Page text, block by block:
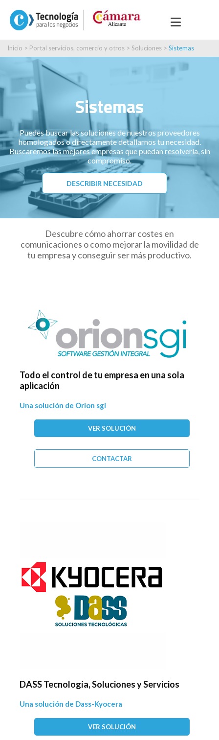
Inicio > Portal servicios, comercio y otros > Soluciones > Sistemas
Sistemas
Puedes buscar las soluciones de nuestros proveedores
homologados o directamente detallarnos tu necesidad.
Buscaremos las mejores empresas que puedan resolverla, sin
compromiso.
DESCRIBIR NECESIDAD
Descubre cómo ahorrar costes en
comunicaciones o como mejorar la movilidad de
tu empresa y conseguir ser más productivo.
Todo el control de tu empresa en una sola
aplicación
Una solución de Orion sgi
VER SOLUCIÓN
CONTACTAR
DASS Tecnología, Soluciones y Servicios
Una solución de Dass-Kyocera
VER SOLUCIÓN